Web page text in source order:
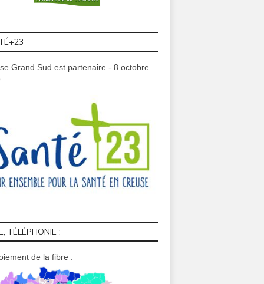
Grand Sud est partenaire - 8 octobre
TÉLÉPHONIE :
de la fibre :